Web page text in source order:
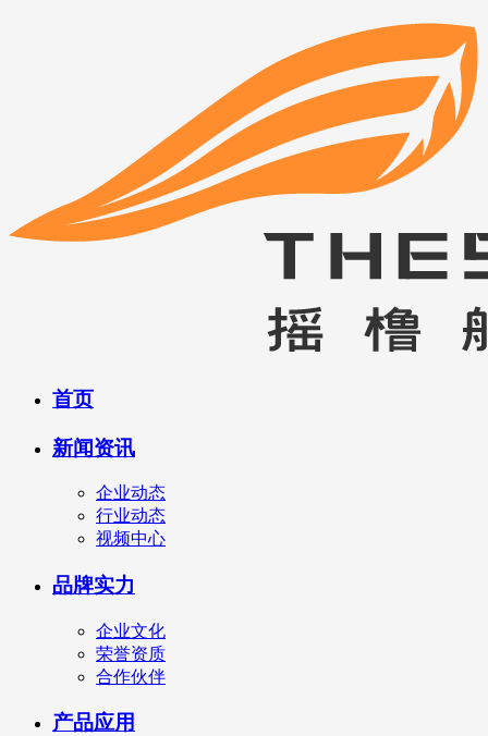
首页
新闻资讯
企业动态
行业动态
视频中心
品牌实力
企业文化
荣誉资质
合作伙伴
产品应用